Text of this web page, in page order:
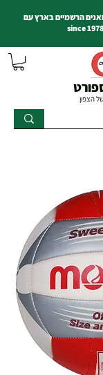
הצפון
הרשמיים בארץ עם